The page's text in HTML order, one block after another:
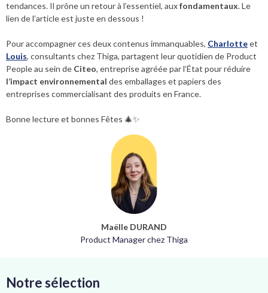
tendances. Il prône un retour à l’essentiel, auxfondamentaux. Le
lien de l’article est juste en dessous !
Pour accompagner ces deux contenus immanquables, Charlotteet
Louis, consultants chez Thiga, partagent leur quotidien de Product
People au sein de Citeo, entreprise agréée par l’État pour réduire
l’impact environnemental des emballages et papiers des
entreprises commercialisant des produits en France.
Bonne lecture et bonnes Fêtes 🎄✨
Maëlle DURAND
Product Manager chez Thiga
Notre sélection